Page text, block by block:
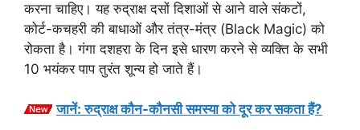
करना चाहिए। यह रुद्राक्ष दसों दिशाओं से आने वाले संकटों,
कोर्ट-कचहरी की बाधाओं और तंत्र-मंत्र (Black Magic) को
रोकता है। गंगा दशहरा के दिन इसे धारण करने से व्यक्ति के सभी
10 भयंकर पाप तुरंत शून्य हो जाते हैं।
जानें: रुद्राक्ष कौन-कौनसी समस्या को दूर कर सकता हैं?